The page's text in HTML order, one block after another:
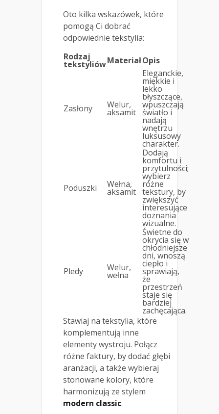
Oto kilka wskazówek, które
pomogą Ci dobrać
odpowiednie tekstylia:
Rodzaj
tekstyliówMateriałOpis
Zasłony Welur,
aksamit
Eleganckie,
miękkie i
lekko
błyszczące,
wpuszczają
światło i
nadają
wnętrzu
luksusowy
charakter.
Poduszki Wełna,
aksamit
Dodają
komfortu i
przytulności;
wybierz
różne
tekstury, by
zwiększyć
interesujące
doznania
wizualne.
Pledy Welur,
wełna
Świetne do
okrycia się w
chłodniejsze
dni, wnoszą
ciepło i
sprawiają,
że
przestrzeń
staje się
bardziej
zachęcająca.
Stawiaj na tekstylia, które
komplementują inne
elementy wystroju. Połącz
różne faktury, by dodać głębi
aranżacji, a także wybieraj
stonowane kolory, które
harmonizują ze stylem
modern classic.